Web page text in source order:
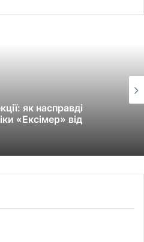
як насправді
«Ексімер» від